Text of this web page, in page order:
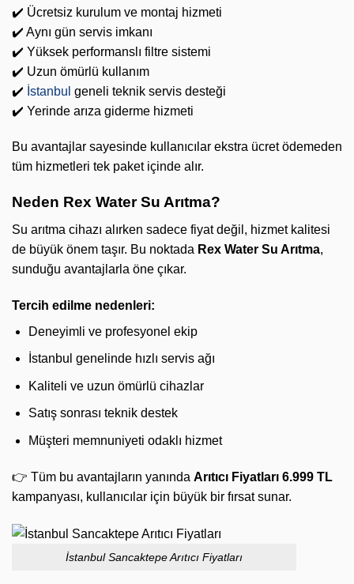
✔️ Ücretsiz kurulum ve montaj hizmeti
✔️ Aynı gün servis imkanı
✔️ Yüksek performanslı filtre sistemi
✔️ Uzun ömürlü kullanım
✔️ İstanbul geneli teknik servis desteği
✔️ Yerinde arıza giderme hizmeti
Bu avantajlar sayesinde kullanıcılar ekstra ücret ödemeden
tüm hizmetleri tek paket içinde alır.
Neden Rex Water Su Arıtma?
Su arıtma cihazı alırken sadece fiyat değil, hizmet kalitesi
de büyük önem taşır. Bu noktada Rex Water Su Arıtma,
sunduğu avantajlarla öne çıkar.
Tercih edilme nedenleri:
Deneyimli ve profesyonel ekip
İstanbul genelinde hızlı servis ağı
Kaliteli ve uzun ömürlü cihazlar
Satış sonrası teknik destek
Müşteri memnuniyeti odaklı hizmet
👉 Tüm bu avantajların yanında Arıtıcı Fiyatları 6.999 TL
kampanyası, kullanıcılar için büyük bir fırsat sunar.
İstanbul Sancaktepe Arıtıcı Fiyatları